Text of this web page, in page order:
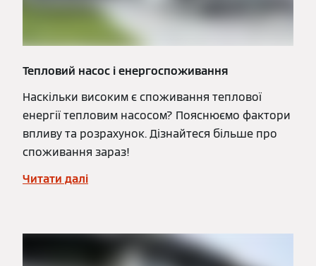
Тепловий насос і енергоспоживання
Наскільки високим є споживання теплової
енергії тепловим насосом? Пояснюємо фактори
впливу та розрахунок. Дізнайтеся більше про
споживання зараз!
Читати далі